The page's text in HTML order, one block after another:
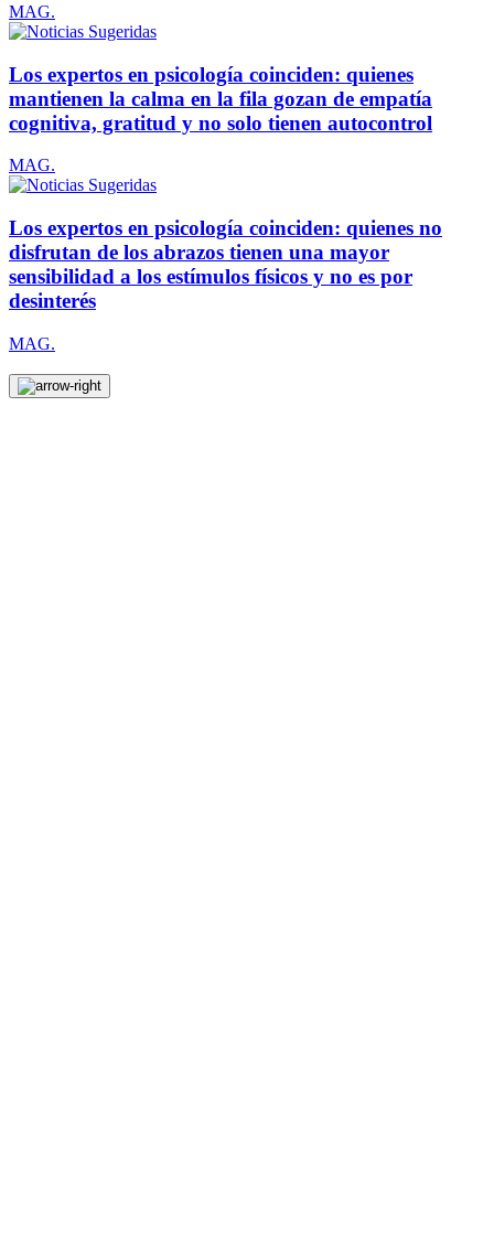
MAG.
Los expertos en psicología coinciden: quienes
mantienen la calma en la fila gozan de empatía
cognitiva, gratitud y no solo tienen autocontrol
MAG.
Los expertos en psicología coinciden: quienes no
disfrutan de los abrazos tienen una mayor
sensibilidad a los estímulos físicos y no es por
desinterés
MAG.